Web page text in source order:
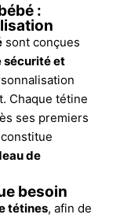
:
sont conçues
sécurité et
Chaque tétine
ses premiers
de
besoin
tétines, afin de